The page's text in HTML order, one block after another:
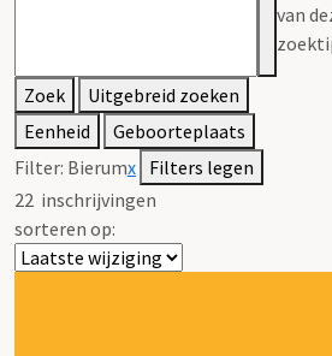
van
Zoek
Uitgebreid zoeken
Eenheid
Geboorteplaats
Filter: Bierumx Filters legen
22 inschrijvingen
sorteren op: